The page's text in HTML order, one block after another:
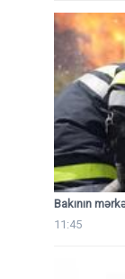
Bakının
11:45